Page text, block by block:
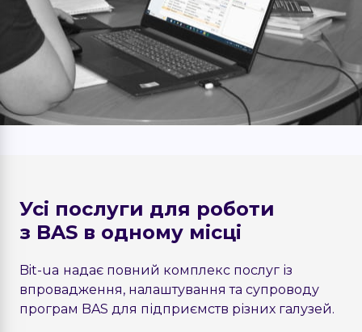
Усі послуги для роботи
з BAS в одному місці
Bit-ua надає повний комплекс послуг із
впровадження, налаштування та супроводу
програм BAS для підприємств різних галузей.